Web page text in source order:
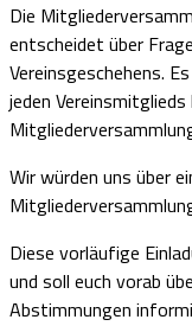
Die
entscheidet über
Vereinsgeschehens.
jeden
Wir würden uns über
Diese vorläufige
und soll euch vorab
Abstimmungen